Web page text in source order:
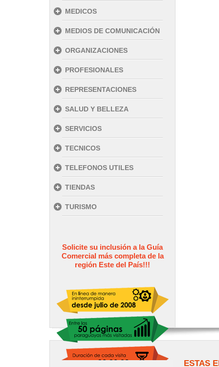
MEDICOS
MEDIOS DE COMUNICACIÓN
ORGANIZACIONES
PROFESIONALES
REPRESENTACIONES
SALUD Y BELLEZA
SERVICIOS
TECNICOS
TELEFONOS UTILES
TIENDAS
TURISMO
Solicite su inclusión a la Guía
Comercial más completa de la
región Este del País!!!
ESTAS